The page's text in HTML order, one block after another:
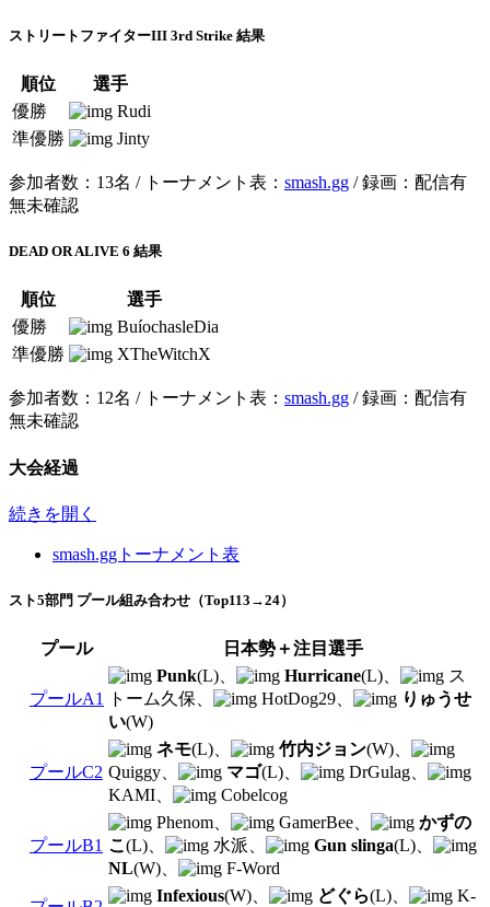
ストリートファイターIII 3rd Strike 結果
順位
選手
優勝
Rudi
準優勝
Jinty
参加者数：13名 / トーナメント表： smash.gg / 録画：配信有
無未確認
DEAD OR ALIVE 6 結果
順位
選手
優勝
BuíochasleDia
準優勝
XTheWitchX
参加者数：12名 / トーナメント表： smash.gg / 録画：配信有
無未確認
大会経過
続きを開く
smash.ggトーナメント表
スト5部門 プール組み合わせ（Top113→24）
プール 日本勢＋注目選手
プールA1
Punk(L)、 Hurricane(L)、
ス
トーム久保、
HotDog29、
りゅうせ
い(W)
プールC2
ネモ(L)、 竹内ジョン(W)、
Quiggy、
マゴ(L)、
DrGulag、
KAMI、
Cobelcog
プールB1
Phenom、 GamerBee、
かずの
こ (L)、 水派、 Gun slinga(L)、
NL(W)、 F-Word
Infexious(W)、 どぐら(L)、 K-